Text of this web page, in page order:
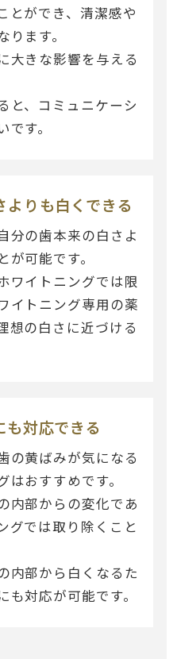
とができ、清潔感や
ます。
大きな影響を与える
と、コミュニケーシ
す。
りも白くできる
分の歯本来の白さよ
可能です。
ワイトニングでは限
イトニング専用の薬
想の白さに近づける
対応できる
の黄ばみが気になる
おすすめです。
内部からの変化であ
グでは取り除くこと
内部から白くなるた
対応が可能です。